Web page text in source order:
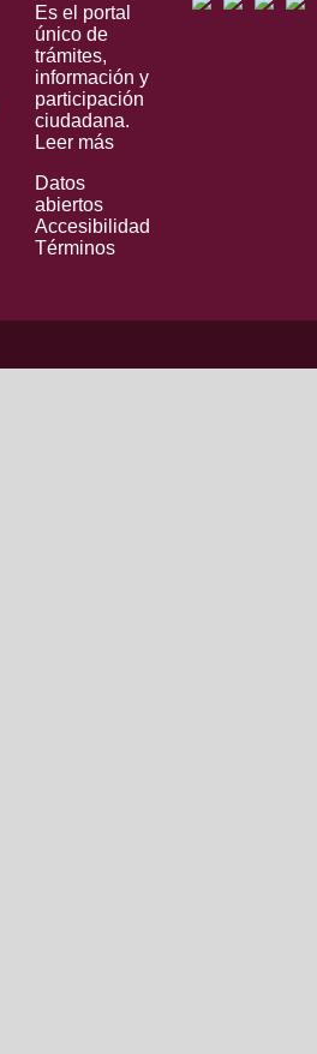
Es el portal
único de
trámites,
información y
participación
ciudadana.
Leer más
Datos
abiertos
Accesibilidad
Términos